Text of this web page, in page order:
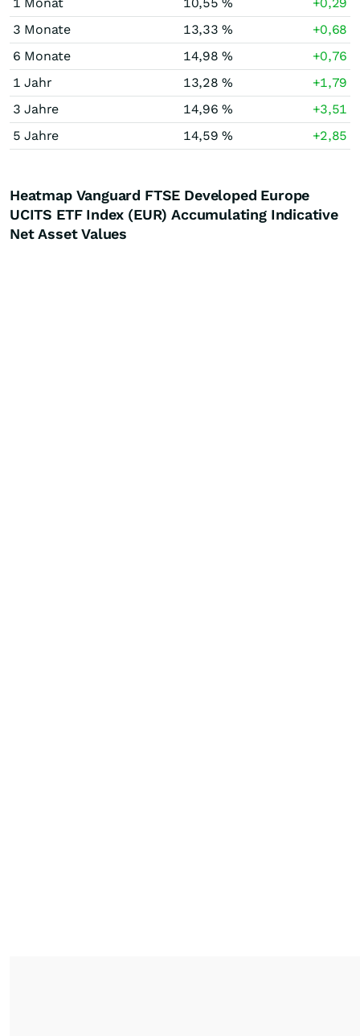
3 Monate
13,33 %
+0,68
6 Monate
14,98 %
+0,76
1 Jahr
13,28 %
+1,79
3 Jahre
14,96 %
+3,51
5 Jahre
14,59 % +2,85
Heatmap Vanguard FTSE Developed Europe
UCITS ETF Index (EUR) Accumulating Indicative
Net Asset Values